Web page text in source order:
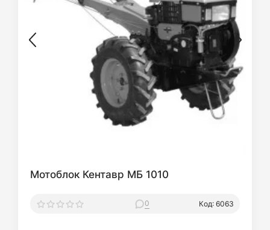
Мотоблок Кентавр МБ 1010
0 Код: 6063